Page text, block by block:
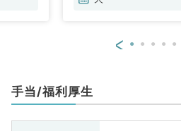
<
手当/福利厚生